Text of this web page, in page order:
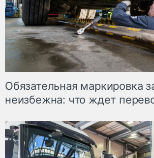
Обязательная маркировка
неизбежна: что ждет